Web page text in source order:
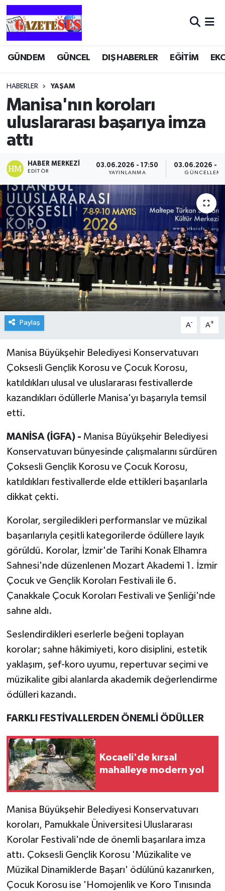
GÜNDEM GÜNCEL DIŞ HABERLER EĞİTİM
HABERLER YAŞAM
Manisa'nın koroları
uluslararası başarıya imza
attı
HABER MERKEZI
EDITÖR
03.06.2026 - 17:50
YAYINLANMA
03.06.2026 -
GÜNCELLEME
Paylaş A- A+
Manisa Büyükşehir Belediyesi Konservatuvarı
Çoksesli Gençlik Korosu ve Çocuk Korosu,
katıldıkları ulusal ve uluslararası festivallerde
kazandıkları ödüllerle Manisa'yı başarıyla temsil
etti.
MANİSA (İGFA) - Manisa Büyükşehir Belediyesi
Konservatuvarı bünyesinde çalışmalarını sürdüren
Çoksesli Gençlik Korosu ve Çocuk Korosu,
katıldıkları festivallerde elde ettikleri başarılarla
dikkat çekti.
Korolar, sergiledikleri performanslar ve müzikal
başarılarıyla çeşitli kategorilerde ödüllere layık
görüldü. Korolar, İzmir'de Tarihi Konak Elhamra
Sahnesi'nde düzenlenen Mozart Akademi 1. İzmir
Çocuk ve Gençlik Koroları Festivali ile 6.
Çanakkale Çocuk Koroları Festivali ve Şenliği'nde
sahne aldı.
Seslendirdikleri eserlerle beğeni toplayan
korolar; sahne hâkimiyeti, koro disiplini, estetik
yaklaşım, şef-koro uyumu, repertuvar seçimi ve
müzikalite gibi alanlarda akademik değerlendirme
ödülleri kazandı.
FARKLI FESTİVALLERDEN ÖNEMLİ ÖDÜLLER
Kocaeli'de kırsal
mahalleye modern yol
Manisa Büyükşehir Belediyesi Konservatuvarı
koroları, Pamukkale Üniversitesi Uluslararası
Korolar Festivali'nde de önemli başarılara imza
attı. Çoksesli Gençlik Korosu 'Müzikalite ve
Müzikal Dinamiklerde Başarı' ödülünü kazanırken,
Çocuk Korosu ise 'Homojenlik ve Koro Tınısında